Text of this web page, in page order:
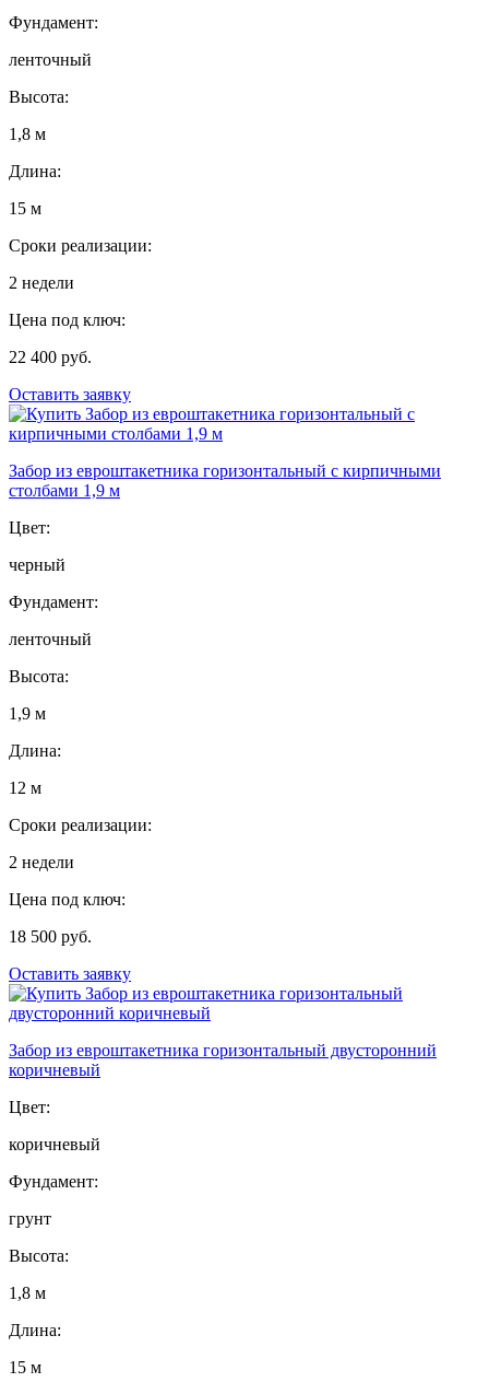
Фундамент:
ленточный
Высота:
1,8 м
Длина:
15 м
Сроки реализации:
2 недели
Цена под ключ:
22 400 руб.
Оставить заявку
Забор из евроштакетника горизонтальный с кирпичными
столбами 1,9 м
Цвет:
черный
Фундамент:
ленточный
Высота:
1,9 м
Длина:
12 м
Сроки реализации:
2 недели
Цена под ключ:
18 500 руб.
Оставить заявку
Забор из евроштакетника горизонтальный двусторонний
коричневый
Цвет:
коричневый
Фундамент:
грунт
Высота:
1,8 м
Длина:
15 м